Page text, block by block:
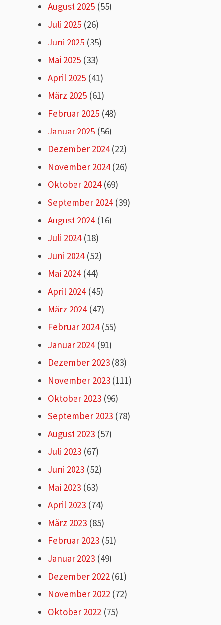
August 2025 (55)
Juli 2025 (26)
Juni 2025 (35)
Mai 2025 (33)
April 2025 (41)
März 2025 (61)
Februar 2025 (48)
Januar 2025 (56)
Dezember 2024(22)
November 2024(26)
Oktober 2024(69)
September 2024(39)
August 2024(16)
Juli 2024(18)
Juni 2024(52)
Mai 2024(44)
April 2024(45)
März 2024(47)
Februar 2024(55)
Januar 2024(91)
Dezember 2023 (83)
November 2023 (111)
Oktober 2023 (96)
September 2023 (78)
August 2023 (57)
Juli 2023 (67)
Juni 2023 (52)
Mai 2023 (63)
April 2023 (74)
März 2023 (85)
Februar 2023 (51)
Januar 2023 (49)
Dezember 2022 (61)
November 2022 (72)
Oktober 2022 (75)